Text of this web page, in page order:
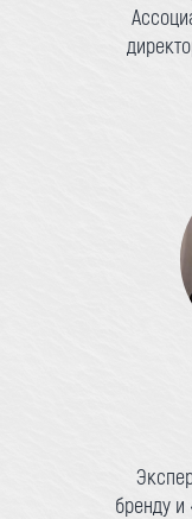
бренду и